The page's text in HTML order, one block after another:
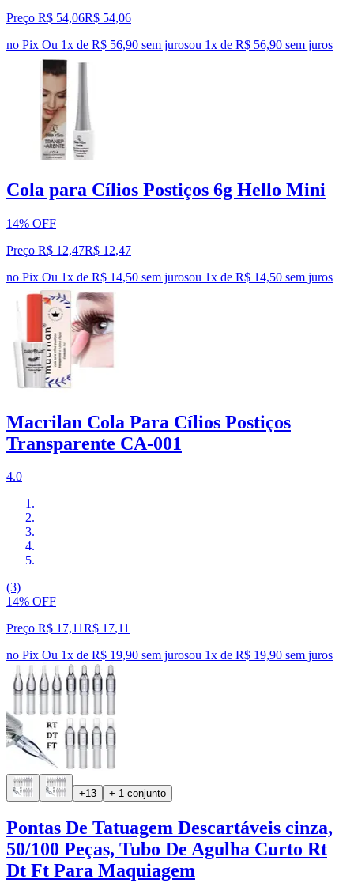
Preço R$ 54,06R$ 54,06
no Pix Ou 1x de R$ 56,90 sem jurosou 1x de R$ 56,90 sem juros
Cola para Cílios Postiços 6g Hello Mini
14% OFF
Preço R$ 12,47R$ 12,47
no Pix Ou 1x de R$ 14,50 sem jurosou 1x de R$ 14,50 sem juros
Macrilan Cola Para Cílios Postiços
Transparente CA-001
4.0
(3)
14% OFF
Preço R$ 17,11R$ 17,11
no Pix Ou 1x de R$ 19,90 sem jurosou 1x de R$ 19,90 sem juros
+13 + 1 conjunto
Pontas De Tatuagem Descartáveis cinza,
50/100 Peças, Tubo De Agulha Curto Rt
Dt Ft Para Maquiagem